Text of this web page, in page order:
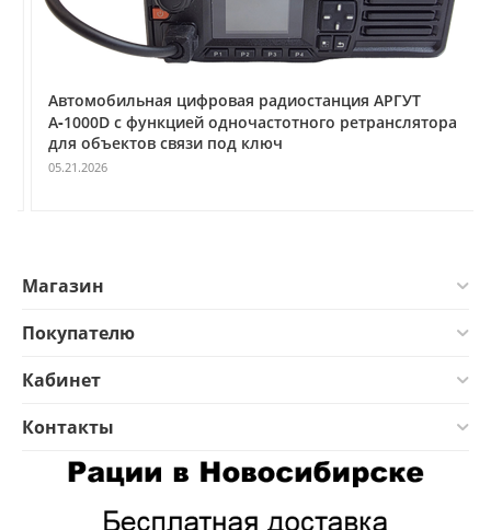
Автомобильная цифровая радиостанция АРГУТ
А‑1000D с функцией одночастотного ретранслятора
для объектов связи под ключ
05.21.2026
Магазин
Покупателю
Кабинет
Контакты